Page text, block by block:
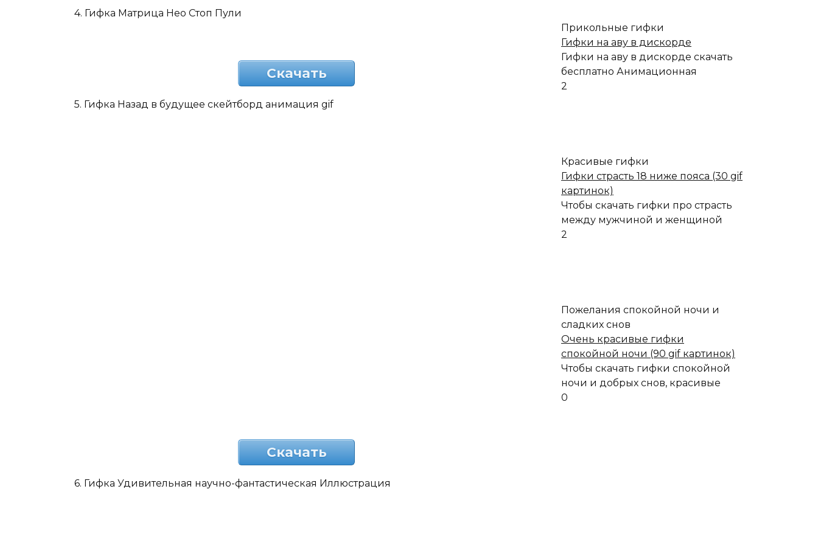
4. Гифка Матрица Нео Стоп Пули
Скачать
5. Гифка Назад в будущее скейтборд анимация gif
Скачать
6. Гифка Удивительная научно-фантастическая Иллюстрация
Прикольные гифки
Гифки на аву в дискорде
Гифки на аву в дискорде скачать
бесплатно Анимационная
2
Красивые гифки
Гифки страсть 18 ниже пояса (30 gif
картинок)
Чтобы скачать гифки про страсть
между мужчиной и женщиной
2
Пожелания спокойной ночи и
сладких снов
Очень красивые гифки
спокойной ночи (90 gif картинок)
Чтобы скачать гифки спокойной
ночи и добрых снов, красивые
0